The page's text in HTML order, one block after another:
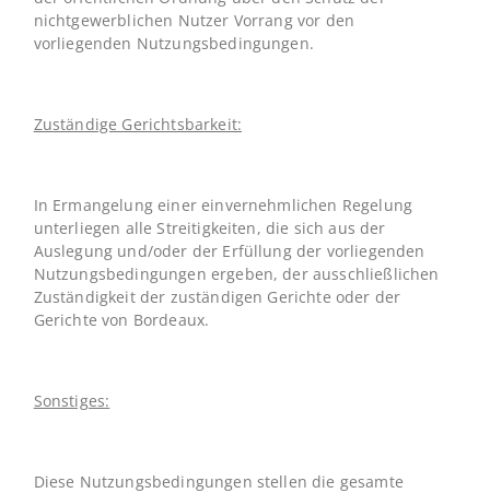
nichtgewerblichen Nutzer Vorrang vor den
vorliegenden Nutzungsbedingungen.
Zuständige Gerichtsbarkeit:
In Ermangelung einer einvernehmlichen Regelung
unterliegen alle Streitigkeiten, die sich aus der
Auslegung und/oder der Erfüllung der vorliegenden
Nutzungsbedingungen ergeben, der ausschließlichen
Zuständigkeit der zuständigen Gerichte oder der
Gerichte von Bordeaux.
Sonstiges:
Diese Nutzungsbedingungen stellen die gesamte